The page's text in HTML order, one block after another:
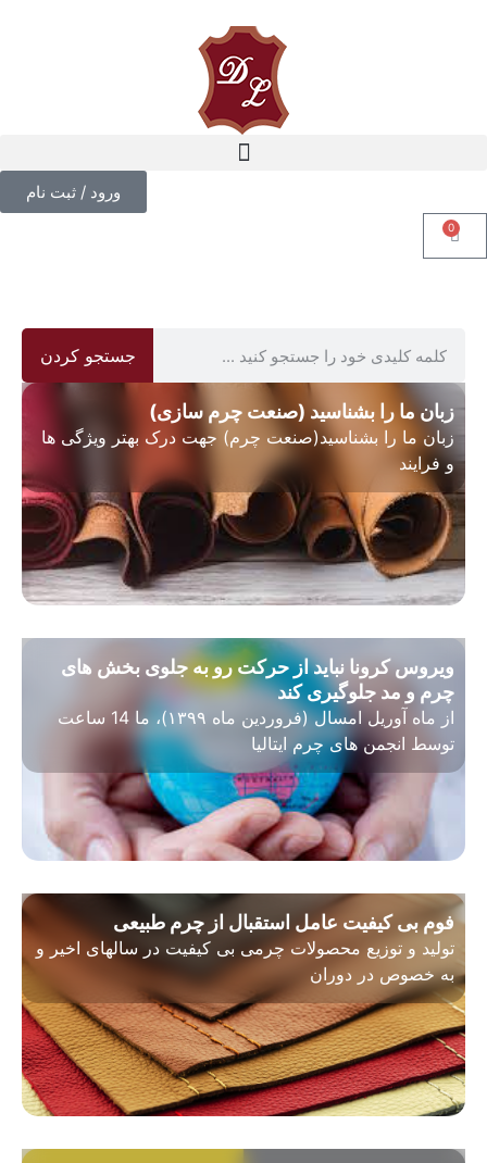
ورود / ثبت نام
0
جستجو کردن
زبان ما را بشناسید (صنعت چرم سازی)
زبان ما را بشناسید(صنعت چرم) جهت درک بهتر ویژگی ها
و فرایند
ویروس کرونا نباید از حرکت رو به جلوی بخش های
چرم و مد جلوگیری کند
از ماه آوریل امسال (فروردین ماه ۱۳۹۹)، ما 14 ساعت
توسط انجمن های چرم ایتالیا
فوم بی کیفیت عامل استقبال از چرم طبیعی
تولید و توزیع محصولات چرمی بی کیفیت در سالهای اخیر و
به خصوص در دوران